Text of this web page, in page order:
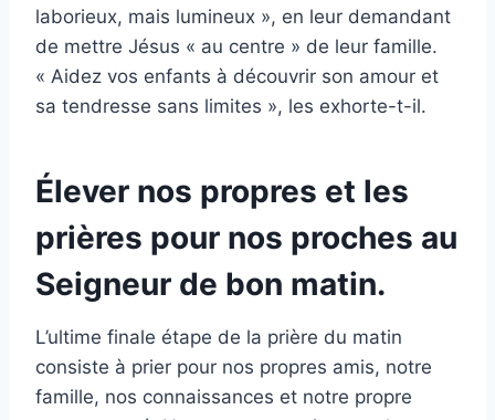
laborieux, mais lumineux », en leur demandant
de mettre Jésus « au centre » de leur famille.
« Aidez vos enfants à découvrir son amour et
sa tendresse sans limites », les exhorte-t-il.
Élever nos propres et les
prières pour nos proches au
Seigneur de bon matin.
L’ultime finale étape de la prière du matin
consiste à prier pour nos propres amis, notre
famille, nos connaissances et notre propre